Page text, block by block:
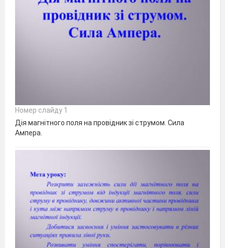
Номер слайду 1
Дія магнітного поля на провідник зі струмом. Сила
Ампера.